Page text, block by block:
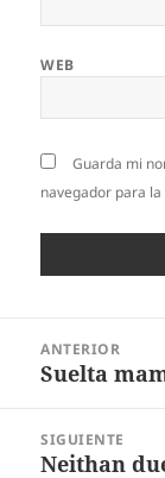
WEB
Guarda mi
navegador para
entradas
ANTERIOR
Entrada
Suelta
SIGUIENTE
Entrada
Neithan